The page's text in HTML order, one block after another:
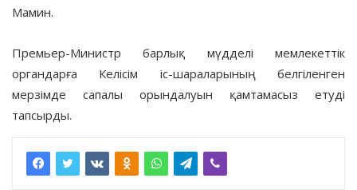
Мамин.
Премьер-Министр барлық мүдделі мемлекеттік
органдарға Келісім іс-шараларының белгіленген
мерзімде сапалы орындалуын қамтамасыз етуді
тапсырды.